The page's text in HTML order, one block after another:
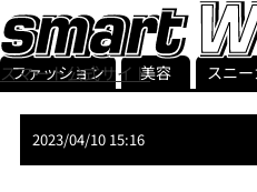
スマート公式サイト
ファッション 美容 スニ
2023/04/10 15:16